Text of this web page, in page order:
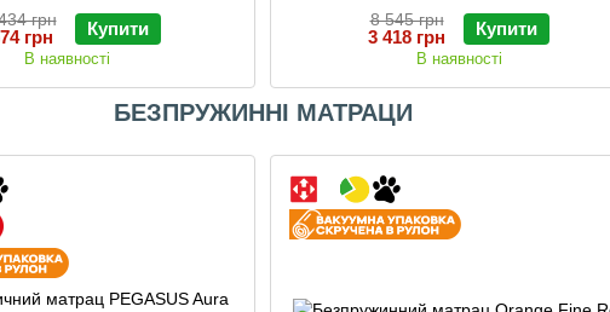
грн
грн Купити
В наявності
8 545 грн
3 418 грн Купити
В наявності
БЕЗПРУЖИННІ МАТРАЦИ